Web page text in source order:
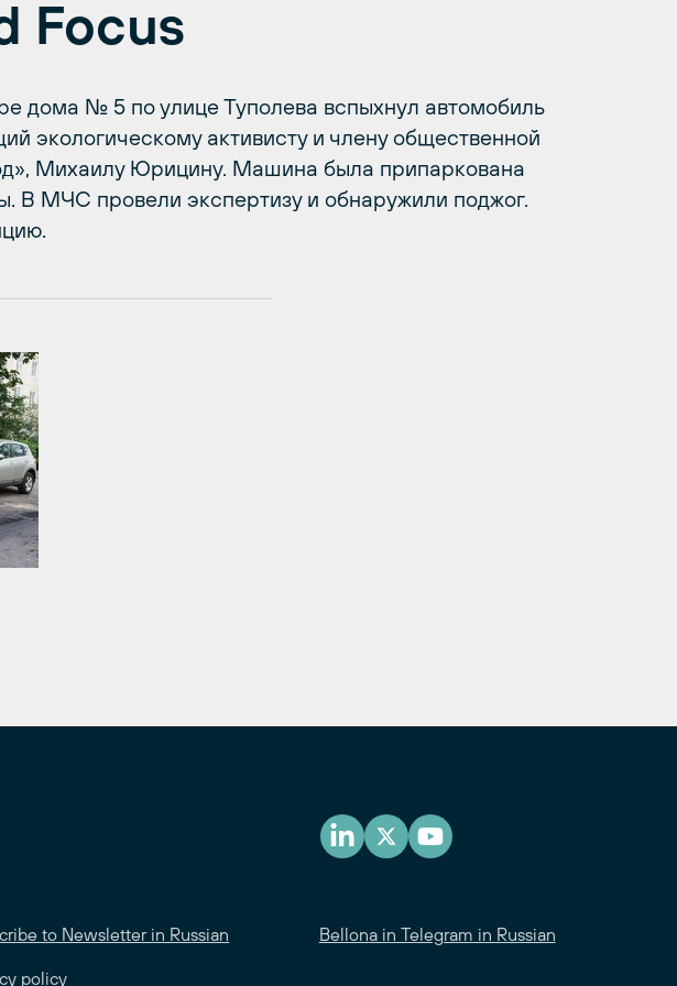
Focus
дома № 5 по улице Туполева вспыхнул автомобиль
экологическому активисту и члену общественной
Михаилу Юрицину. Машина была припаркована
В МЧС провели экспертизу и обнаружили поджог.
to Newsletter in Russian Bellona in Telegram in Russian
policy